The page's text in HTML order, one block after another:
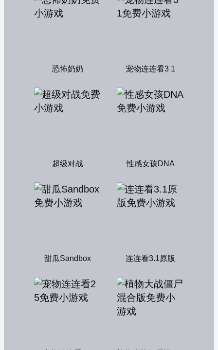
恐怖奶奶 宠物连连看3 1
超级对战 性感女孩DNA
甜瓜Sandbox 连连看3.1原版